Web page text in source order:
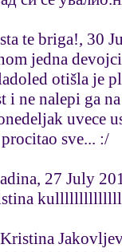
te briga!, 30
jedna
otišla je
i ne nalepi ga
uvece
sve... :/
27 July